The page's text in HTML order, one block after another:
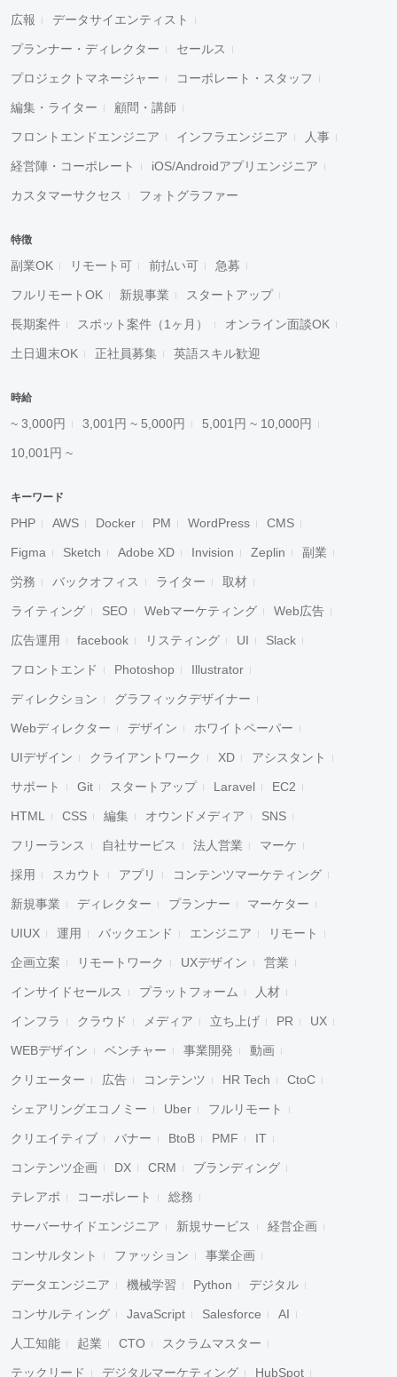
広報 データサイエンティスト
プランナー・ディレクター セールス
プロジェクトマネージャー コーポレート・スタッフ
編集・ライター 顧問・講師
フロントエンドエンジニア インフラエンジニア 人事
経営陣・コーポレート iOS/Androidアプリエンジニア
カスタマーサクセス フォトグラファー
特徴
副業OK リモート可 前払い可 急募
フルリモートOK 新規事業 スタートアップ
長期案件 スポット案件（1ヶ月） オンライン面談OK
土日週末OK 正社員募集 英語スキル歓迎
時給
~ 3,000円 3,001円 ~ 5,000円 5,001円 ~ 10,000円
10,001円 ~
キーワード
PHP AWS Docker PM WordPress CMS
Figma Sketch Adobe XD Invision Zeplin 副業
労務 バックオフィス ライター 取材
ライティング SEO Webマーケティング Web広告
広告運用 facebook リスティング UI Slack
フロントエンド Photoshop Illustrator
ディレクション グラフィックデザイナー
Webディレクター デザイン ホワイトペーパー
UIデザイン クライアントワーク XD アシスタント
サポート Git スタートアップ Laravel EC2
HTML CSS 編集 オウンドメディア SNS
フリーランス 自社サービス 法人営業 マーケ
採用 スカウト アプリ コンテンツマーケティング
新規事業 ディレクター プランナー マーケター
UIUX 運用 バックエンド エンジニア リモート
企画立案 リモートワーク UXデザイン 営業
インサイドセールス プラットフォーム 人材
インフラ クラウド メディア 立ち上げ PR UX
WEBデザイン ベンチャー 事業開発 動画
クリエーター 広告 コンテンツ HR Tech CtoC
シェアリングエコノミー Uber フルリモート
クリエイティブ バナー BtoB PMF IT
コンテンツ企画 DX CRM ブランディング
テレアポ コーポレート 総務
サーバーサイドエンジニア 新規サービス 経営企画
コンサルタント ファッション 事業企画
データエンジニア 機械学習 Python デジタル
コンサルティング JavaScript Salesforce AI
人工知能 起業 CTO スクラムマスター
テックリード デジタルマーケティング HubSpot